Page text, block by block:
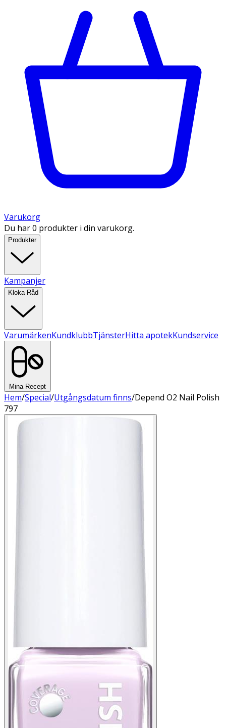
Varukorg
Du har 0 produkter i din varukorg.
Produkter
Kampanjer
Kloka Råd
VarumärkenKundklubbTjänsterHitta apotekKundservice
Mina Recept
Hem/Special/Utgångsdatum finns/Depend O2 Nail Polish
797